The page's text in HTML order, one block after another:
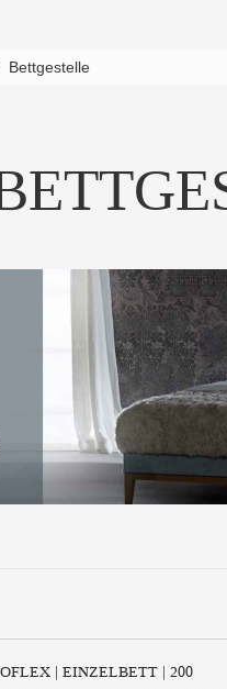
Bettgestelle
| EINZELBETT | 200